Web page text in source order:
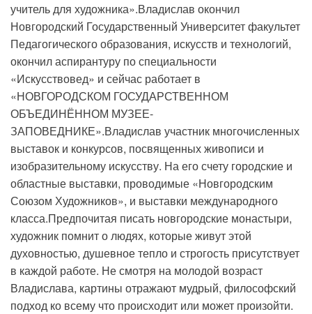
учитель для художника».Владислав окончил
Новгородский Государственный Университет факультет
Педагогического образования, искусств и технологий,
окончил аспирантуру по специальности
«Искусствовед» и сейчас работает в
«НОВГОРОДСКОМ ГОСУДАРСТВЕННОМ
ОБЪЕДИНЁННОМ МУЗЕЕ-
ЗАПОВЕДНИКЕ».Владислав участник многочисленных
выставок и конкурсов, посвященных живописи и
изобразительному искусству. На его счету городские и
областные выставки, проводимые «Новгородским
Союзом Художников», и выставки международного
класса.Предпочитая писать новгородские монастыри,
художник помнит о людях, которые живут этой
духовностью, душевное тепло и строгость присутствует
в каждой работе. Не смотря на молодой возраст
Владислава, картины отражают мудрый, философский
подход ко всему что происходит или может произойти.